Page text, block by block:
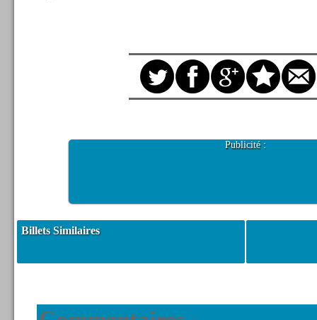
Publicité :
Billets Similaires